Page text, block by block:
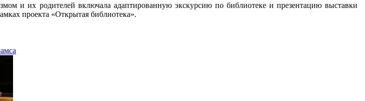
и их родителей включала адаптированную экскурсию по библиотеке и презентацию выставки
проекта «Открытая библиотека».